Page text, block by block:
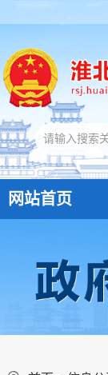
网站首页